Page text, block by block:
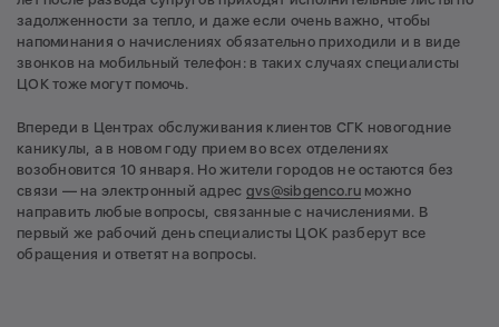
задолженности за тепло, и даже если очень важно, чтобы
напоминания о начислениях обязательно приходили и в виде
звонков на мобильный телефон: в таких случаях специалисты
ЦОК тоже могут помочь.
Впереди в Центрах обслуживания клиентов СГК новогодние
каникулы, а в новом году прием во всех отделениях
возобновится 10 января. Но жители городов не остаются без
связи — на электронный адрес gvs@sibgenco.ruможно
направить любые вопросы, связанные с начислениями. В
первый же рабочий день специалисты ЦОК разберут все
обращения и ответят на вопросы.